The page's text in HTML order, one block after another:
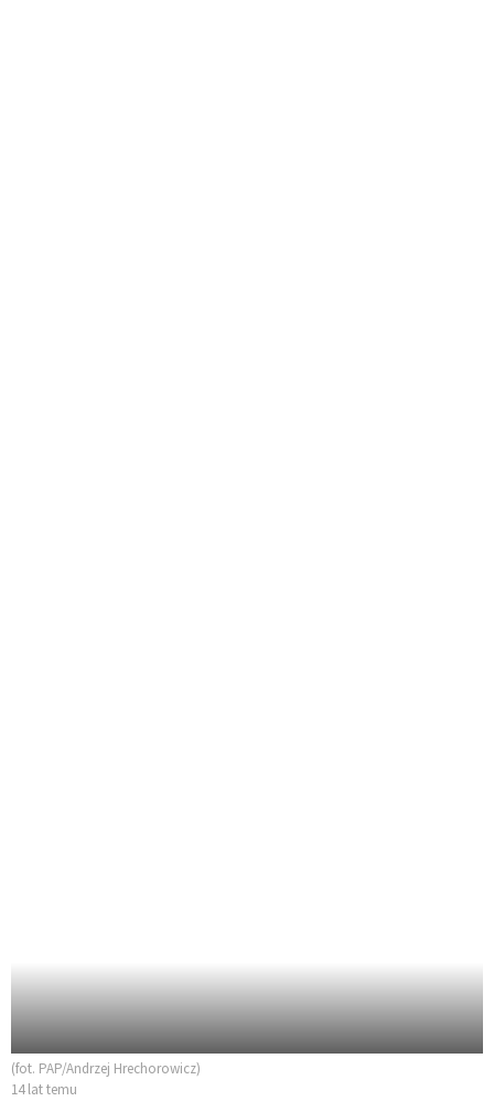
(fot. PAP/Andrzej Hrechorowicz)
14 lat temu